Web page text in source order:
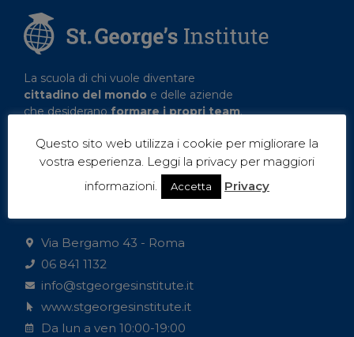
La scuola di chi vuole diventare
cittadino del mondo e delle aziende
che desideranoformare i propri team.
Via Bergamo 43 - Roma
06 841 1132
info@stgeorgesinstitute.it
www.stgeorgesinstitute.it
Da lun a ven 10:00-19:00
Questo sito web utilizza i cookie per migliorare la
vostra esperienza. Leggi la privacy per maggiori
informazioni.
Accetta Privacy